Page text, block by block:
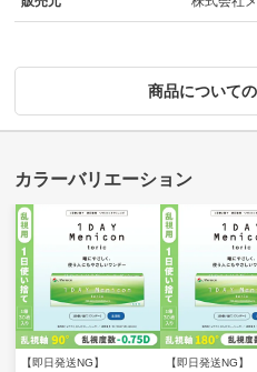
商品について
【即日発送NG】
【即日発送NG】